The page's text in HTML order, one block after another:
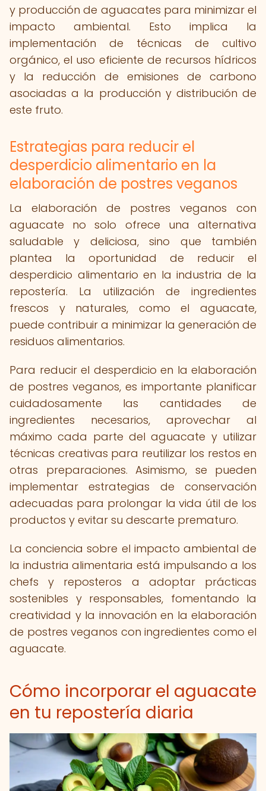
y producción de aguacates para minimizar el
impacto ambiental. Esto implica la
implementación de técnicas de cultivo
orgánico, el uso eficiente de recursos hídricos
y la reducción de emisiones de carbono
asociadas a la producción y distribución de
este fruto.
Estrategias para reducir el
desperdicio alimentario en la
elaboración de postres veganos
La elaboración de postres veganos con
aguacate no solo ofrece una alternativa
saludable y deliciosa, sino que también
plantea la oportunidad de reducir el
desperdicio alimentario en la industria de la
repostería. La utilización de ingredientes
frescos y naturales, como el aguacate,
puede contribuir a minimizar la generación de
residuos alimentarios.
Para reducir el desperdicio en la elaboración
de postres veganos, es importante planificar
cuidadosamente las cantidades de
ingredientes necesarios, aprovechar al
máximo cada parte del aguacate y utilizar
técnicas creativas para reutilizar los restos en
otras preparaciones. Asimismo, se pueden
implementar estrategias de conservación
adecuadas para prolongar la vida útil de los
productos y evitar su descarte prematuro.
La conciencia sobre el impacto ambiental de
la industria alimentaria está impulsando a los
chefs y reposteros a adoptar prácticas
sostenibles y responsables, fomentando la
creatividad y la innovación en la elaboración
de postres veganos con ingredientes como el
aguacate.
Cómo incorporar el aguacate
en tu repostería diaria